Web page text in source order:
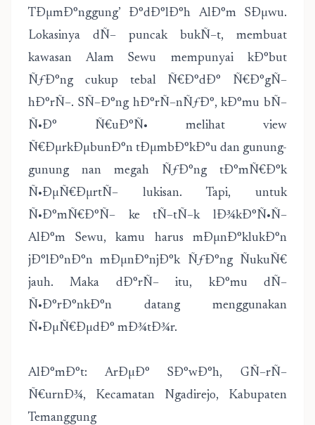
TÐµmÐ°nggung’ Ð°dÐ°lÐ°h AlÐ°m SÐµwu.
Lokasinya dÑ– puncak bukÑ–t, membuat
kawasan Alam Sewu mempunyai kÐ°but
ÑƒÐ°ng cukup tebal Ñ€Ð°dÐ° Ñ€Ð°gÑ–
hÐ°rÑ–. SÑ–Ð°ng hÐ°rÑ–nÑƒÐ°, kÐ°mu bÑ–
Ñ•Ð° Ñ€uÐ°Ñ• melihat view
Ñ€ÐµrkÐµbunÐ°n tÐµmbÐ°kÐ°u dan gunung-
gunung nan megah ÑƒÐ°ng tÐ°mÑ€Ð°k
Ñ•ÐµÑ€ÐµrtÑ– lukisan. Tapi, untuk
Ñ•Ð°mÑ€Ð°Ñ– ke tÑ–tÑ–k lÐ¾kÐ°Ñ•Ñ–
AlÐ°m Sewu, kamu harus mÐµnÐ°klukÐ°n
jÐ°lÐ°nÐ°n mÐµnÐ°njÐ°k ÑƒÐ°ng ÑukuÑ€
jauh. Maka dÐ°rÑ– itu, kÐ°mu dÑ–
Ñ•Ð°rÐ°nkÐ°n datang menggunakan
Ñ•ÐµÑ€ÐµdÐ° mÐ¾tÐ¾r.
AlÐ°mÐ°t: ArÐµÐ° SÐ°wÐ°h, GÑ–rÑ–
Ñ€urnÐ¾, Kecamatan Ngadirejo, Kabupaten
Temanggung